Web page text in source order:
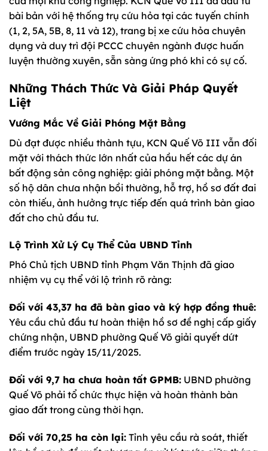
bài bản với hệ thống trụ cứu hỏa tại các tuyến chính
(1, 2, 5A, 5B, 8, 11 và 12), trang bị xe cứu hỏa chuyên
dụng và duy trì đội PCCC chuyên ngành được huấn
luyện thường xuyên, sẵn sàng ứng phó khi có sự cố.
Những Thách Thức Và Giải Pháp Quyết
Liệt
Vướng Mắc Về Giải Phóng Mặt Bằng
Dù đạt được nhiều thành tựu, KCN Quế Võ III vẫn đối
mặt với thách thức lớn nhất của hầu hết các dự án
bất động sản công nghiệp: giải phóng mặt bằng. Một
số hộ dân chưa nhận bồi thường, hỗ trợ, hồ sơ đất đai
còn thiếu, ảnh hưởng trực tiếp đến quá trình bàn giao
đất cho chủ đầu tư.
Lộ Trình Xử Lý Cụ Thể Của UBND Tỉnh
Phó Chủ tịch UBND tỉnh Phạm Văn Thịnh đã giao
nhiệm vụ cụ thể với lộ trình rõ ràng:
Đối với 43,37 ha đã bàn giao và ký hợp đồng thuê:
Yêu cầu chủ đầu tư hoàn thiện hồ sơ đề nghị cấp giấy
chứng nhận, UBND phường Quế Võ giải quyết dứt
điểm trước ngày 15/11/2025.
Đối với 9,7 ha chưa hoàn tất GPMB: UBND phường
Quế Võ phải tổ chức thực hiện và hoàn thành bàn
giao đất trong cùng thời hạn.
Đối với 70,25 ha còn lại: Tỉnh yêu cầu rà soát, thiết